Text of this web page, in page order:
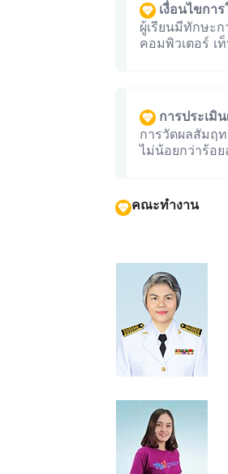
เงื่อนไขกา
ผู้เรียนมีทักษะก
คอมพิวเตอร์ เ
การประเมิ
การวัดผลสัมฤ
ไม่น้อยกว่าร้อย
คณะทำงาน